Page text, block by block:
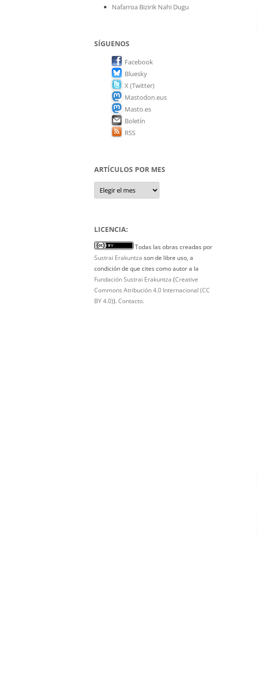
Nafarroa Bizirik Nahi Dugu
SÍGUENOS
Facebook
Bluesky
X (Twitter)
Mastodon.eus
Masto.es
Boletín
RSS
ARTÍCULOS POR MES
Artículos
por
mes
LICENCIA:
Todas las obras creadas por
Sustrai Erakuntza son de libre uso, a
condición de que cites como autor a la
Fundación Sustrai Erakuntza (Creative
Commons Atribución 4.0 Internacional (CC
BY 4.0)).Contacto.